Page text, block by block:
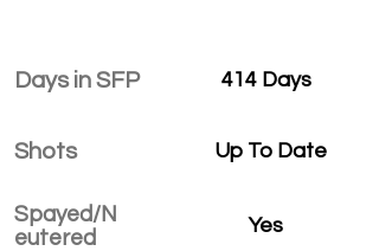
Days in SFP
Shots
Spayed/N
eutered
414 Days
Up To Date
Yes